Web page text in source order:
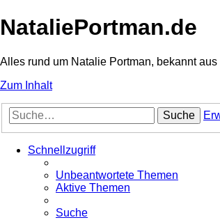
NataliePortman.de
Alles rund um Natalie Portman, bekannt
Zum Inhalt
Suche
Schnellzugriff
Unbeantwortete Themen
Aktive Themen
Suche